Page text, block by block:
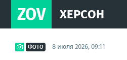
ZOV ХЕРСОН
ФОТО 8 июля 2026, 09:11